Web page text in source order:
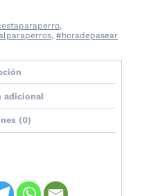
,
, #horadepasear
adicional
(0)